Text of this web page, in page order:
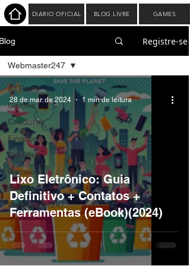
DIARIO OFICIAL BLOG LIVRE GAMES
Registre-se
All Posts
Games
Criadores
Finanças
Convites
Parceiros
Shop
Webmaster247
Webmaster247
Lixo Eletrônico: Guia
Definitivo + Contatos +
Ferramentas (eBook)(2024)
28 de mar. de 2024 1 min de leitura